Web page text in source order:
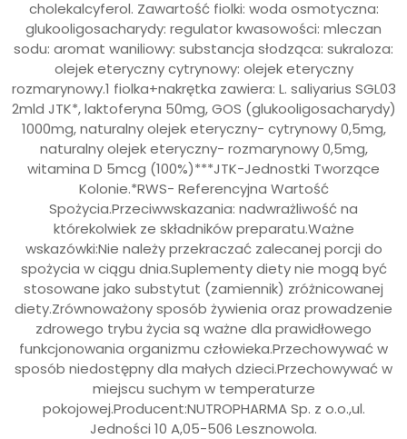
cholekalcyferol. Zawartość fiolki: woda osmotyczna:
glukooligosacharydy: regulator kwasowości: mleczan
sodu: aromat waniliowy: substancja słodząca: sukraloza:
olejek eteryczny cytrynowy: olejek eteryczny
rozmarynowy.1 fiolka+nakrętka zawiera: L. saliyarius SGL03
2mld JTK*, laktoferyna 50mg, GOS (glukooligosacharydy)
1000mg, naturalny olejek eteryczny- cytrynowy 0,5mg,
naturalny olejek eteryczny- rozmarynowy 0,5mg,
witamina D 5mcg (100%)***JTK-Jednostki Tworzące
Kolonie.*RWS- Referencyjna Wartość
Spożycia.Przeciwwskazania: nadwrażliwość na
którekolwiek ze składników preparatu.Ważne
wskazówki:Nie należy przekraczać zalecanej porcji do
spożycia w ciągu dnia.Suplementy diety nie mogą być
stosowane jako substytut (zamiennik) zróżnicowanej
diety.Zrównoważony sposób żywienia oraz prowadzenie
zdrowego trybu życia są ważne dla prawidłowego
funkcjonowania organizmu człowieka.Przechowywać w
sposób niedostępny dla małych dzieci.Przechowywać w
miejscu suchym w temperaturze
pokojowej.Producent:NUTROPHARMA Sp. z o.o.,ul.
Jedności 10 A,05-506 Lesznowola.